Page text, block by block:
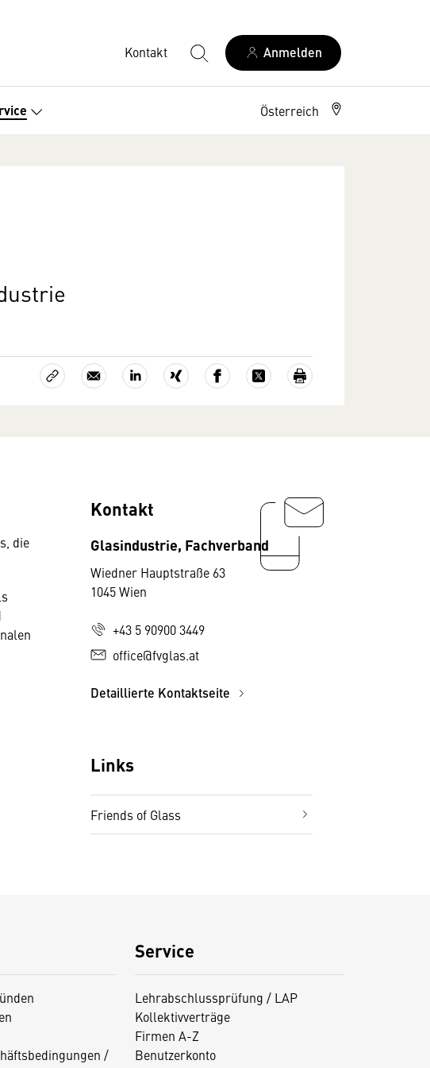
Kontakt Anmelden
Österreich
die
Kontakt
Glasindustrie, Fachverband
Wiedner Hauptstraße 63
1045 Wien
+43 5 90900 3449
office@fvglas.at
Detaillierte Kontaktseite
Links
Friends of Glass
/
Service
Lehrabschlussprüfung / LAP
Kollektivverträge
Firmen A-Z
Benutzerkonto